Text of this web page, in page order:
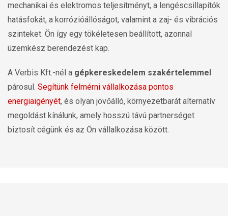
mechanikai és elektromos teljesítményt, a lengéscsillapítók
hatásfokát, a korrózióállóságot, valamint a zaj- és vibrációs
szinteket. Ön így egy tökéletesen beállított, azonnal
üzemkész berendezést kap.
A Verbis Kft.-nél a gépkereskedelem szakértelemmel
párosul. Segítünk felmérni vállalkozása pontos
energiaigényét, és olyan jövőálló, környezetbarát alternatív
megoldást kínálunk, amely hosszú távú partnerséget
biztosít cégünk és az Ön vállalkozása között.